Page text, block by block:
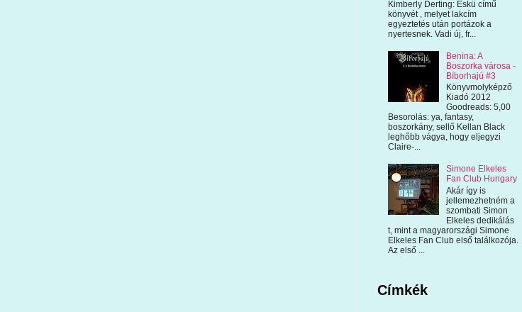
Kimberly Derting: Eskü című
könyvét , melyet lakcím
egyeztetés után portázok a
nyertesnek. Vadi új, fr...
Benina: A
Boszorka városa -
Bíborhajú #3
Könyvmolyképző
Kiadó 2012
Goodreads: 5,00
Besorolás: ya, fantasy,
boszorkány, sellő Kellan Black
leghőbb vágya, hogy eljegyzi
Claire-...
Simone Elkeles
Fan Club Hungary
Akár így is
jellemezhetném a
szombati Simon
Elkeles dedikálás
t, mint a magyarországi Simone
Elkeles Fan Club első találkozója.
Az első ...
Címkék